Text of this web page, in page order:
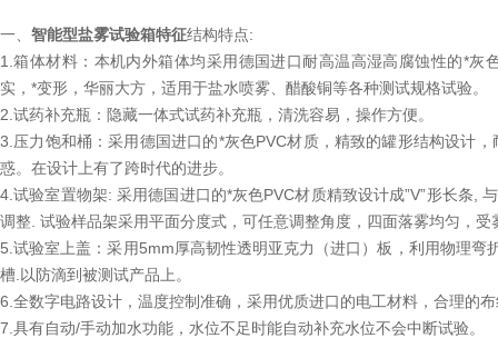
一、 智能型盐雾试验箱特征结构特点:
1.箱体材料：本机内外箱体均采用德国进口耐高温高湿高腐蚀性的*
实，*变形，华丽大方，适用于盐水喷雾、醋酸铜等各种测试规格试验。
2.试药补充瓶：隐藏一体式试药补充瓶，清洗容易，操作方便。
3.压力饱和桶：采用德国进口的*灰色PVC材质，精致的罐形结构设计
惑。在设计上有了跨时代的进步。
4.试验室置物架: 采用德国进口的*灰色PVC材质精致设计成”V”形长条,
调整. 试验样品架采用平面分度式，可任意调整角度，四面落雾均匀，
5.试验室上盖：采用5mm厚高韧性透明亚克力（进口）板，利用物理
槽.以防滴到被测试产品上。
6.全数字电路设计，温度控制准确，采用优质进口的电工材料，合理
7.具有自动/手动加水功能，水位不足时能自动补充水位不会中断试验。